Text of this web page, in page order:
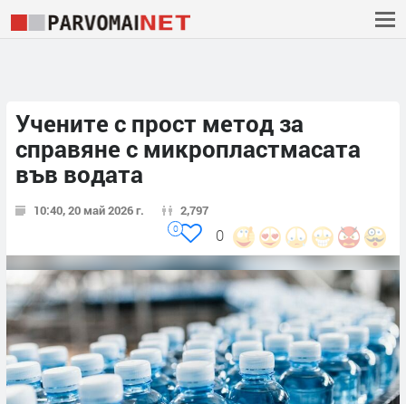
Учените с прост метод за
справяне с микропластмасата
във водата
10:40, 20 май 2026 г. 2,797
0
0